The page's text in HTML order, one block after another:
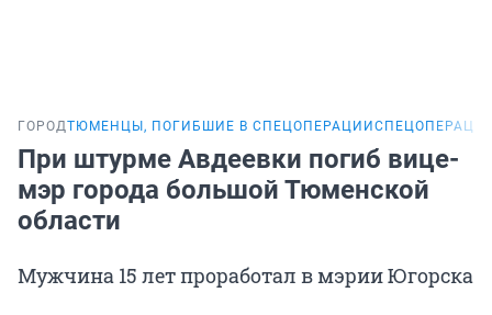
ГОРОДТЮМЕНЦЫ, ПОГИБШИЕ В СПЕЦОПЕРАЦИИ
При штурме Авдеевки погиб вице-
мэр города большой Тюменской
области
Мужчина 15 лет проработал в мэрии Югорска